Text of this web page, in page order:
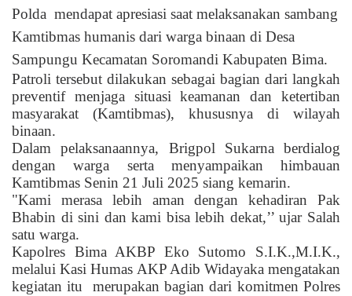
Polda mendapat apresiasi saat melaksanakan sambang
Kamtibmas humanis dari warga binaan di Desa
Sampungu Kecamatan Soromandi Kabupaten Bima.
Patroli tersebut dilakukan sebagai bagian dari langkah
preventif menjaga situasi keamanan dan ketertiban
masyarakat (Kamtibmas), khususnya di wilayah
binaan.
Dalam pelaksanaannya, Brigpol Sukarna berdialog
dengan warga serta menyampaikan himbauan
Kamtibmas Senin 21 Juli 2025 siang kemarin.
"Kami merasa lebih aman dengan kehadiran Pak
Bhabin di sini dan kami bisa lebih dekat,’’ ujar Salah
satu warga.
Kapolres Bima AKBP Eko Sutomo S.I.K.,M.I.K.,
melalui Kasi Humas AKP Adib Widayaka mengatakan
kegiatan itu
merupakan bagian dari komitmen Polres